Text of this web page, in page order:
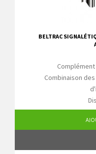
BELTRAC
Combinaison